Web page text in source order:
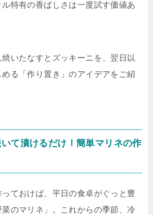
特有の香ばしさは一度試す価値あ
いたなすとズッキーニを、翌日以
る「作り置き」のアイデアをご紹
いて漬けるだけ！簡単マリネの作
ておけば、平日の食卓がぐっと豊
のマリネ」。これからの季節、冷